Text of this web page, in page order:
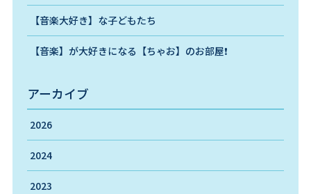
【音楽大好き】な子どもたち
【音楽】が大好きになる【ちゃお】のお部屋❗️
アーカイブ
2026
2024
2023